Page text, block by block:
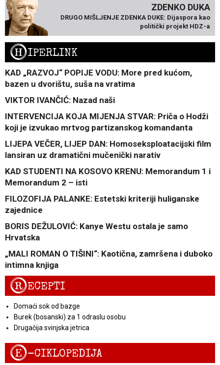
ZDENKO DUKA
DRUGO MIŠLJENJE ZDENKA DUKE: Dijaspora kao
politički projekt HDZ-a
HIPERLINK
KAD „RAZVOJ“ POPIJE VODU: More pred kućom,
bazen u dvorištu, suša na vratima
VIKTOR IVANČIĆ: Nazad naši
INTERVENCIJA KOJA MIJENJA STVAR: Priča o Hodži
koji je izvukao mrtvog partizanskog komandanta
LIJEPA VEČER, LIJEP DAN: Homoseksploatacijski film
lansiran uz dramatični mučenički narativ
KAD STUDENTI NA KOSOVO KRENU: Memorandum 1 i
Memorandum 2 – isti
FILOZOFIJA PALANKE: Estetski kriteriji huliganske
zajednice
BORIS DEŽULOVIĆ: Kanye Westu ostala je samo
Hrvatska
„MALI ROMAN O TIŠINI“: Kaotična, zamršena i duboko
intimna knjiga
RECEPTI
Domaći sok od bazge
Burek (bosanski) za 1 odraslu osobu
Drugačija svinjska jetrica
E-CIKLOPEDIJA